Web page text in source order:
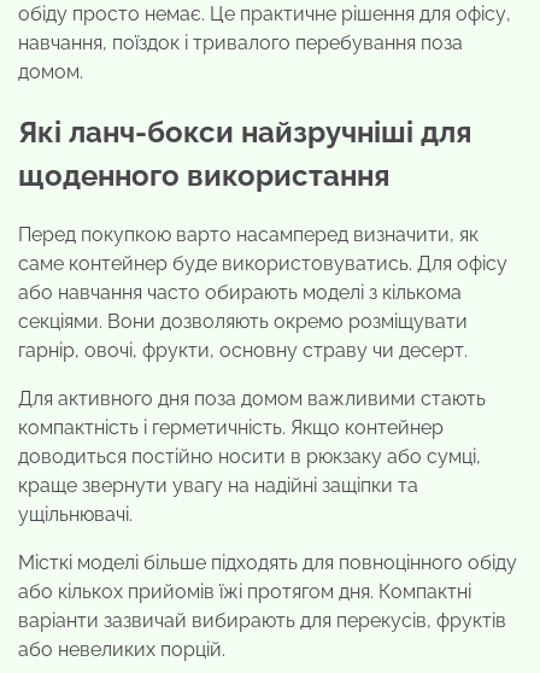
обіду просто немає. Це практичне рішення для офісу,
навчання, поїздок і тривалого перебування поза
домом.
Які ланч-бокси найзручніші для
щоденного використання
Перед покупкою варто насамперед визначити, як
саме контейнер буде використовуватись. Для офісу
або навчання часто обирають моделі з кількома
секціями. Вони дозволяють окремо розміщувати
гарнір, овочі, фрукти, основну страву чи десерт.
Для активного дня поза домом важливими стають
компактність і герметичність. Якщо контейнер
доводиться постійно носити в рюкзаку або сумці,
краще звернути увагу на надійні защіпки та
ущільнювачі.
Місткі моделі більше підходять для повноцінного обіду
або кількох прийомів їжі протягом дня. Компактні
варіанти зазвичай вибирають для перекусів, фруктів
або невеликих порцій.